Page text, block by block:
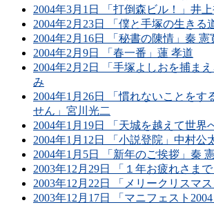
2004年3月1日 「打倒森ビル！」井
2004年2月23日 「僕と手塚の生きる
2004年2月16日 「秘書の陳情」秦 憲
2004年2月9日 「春一番」蓮 孝道
2004年2月2日 「手塚よしおを捕ま
み
2004年1月26日 「慣れないことをす
せん」宮川光二
2004年1月19日 「天城を越えて世界
2004年1月12日 「小説登院」中村公
2004年1月5日 「新年のご挨拶」秦
2003年12月29日 「１年お疲れさま
2003年12月22日 「メリークリスマ
2003年12月17日 「マニフェスト